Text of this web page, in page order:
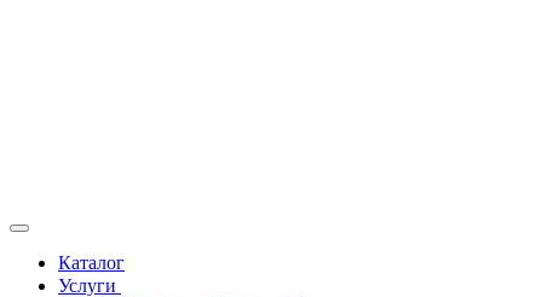
Каталог
Услуги